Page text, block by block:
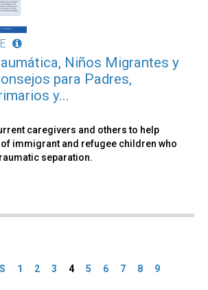
Niños Migrantes y
para Padres,
y...
caregivers and others to help
immigrant and refugee children who
separation.
1 2 3 4 5 6 7 8
9